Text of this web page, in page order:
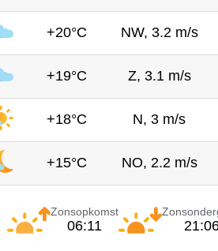
+20°C NW, 3.2 m/s
+19°C Z, 3.1 m/s
+18°C N, 3 m/s
+15°C NO, 2.2 m/s
Zonsopkomst
06:11